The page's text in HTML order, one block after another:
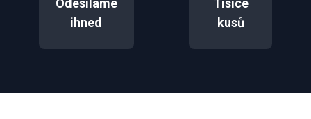
Odesíláme
ihned
Tisíce
kusů